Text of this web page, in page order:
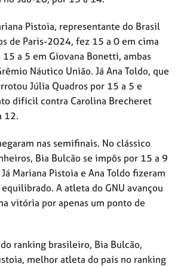
Pistoia, representante do Brasil
de Paris-2024, fez 15 a 0 em cima
a 5 em Giovana Bonetti, ambas
Náutico União. Já Ana Toldo, que
Júlia Quadros por 15 a 5 e
difícil contra Carolina Brecheret
12.
nas semifinais. No clássico
Bia Bulcão se impôs por 15 a 9
Mariana Pistoia e Ana Toldo fizeram
A atleta do GNU avançou
vitória por apenas um ponto de
ranking brasileiro, Bia Bulcão,
melhor atleta do país no ranking